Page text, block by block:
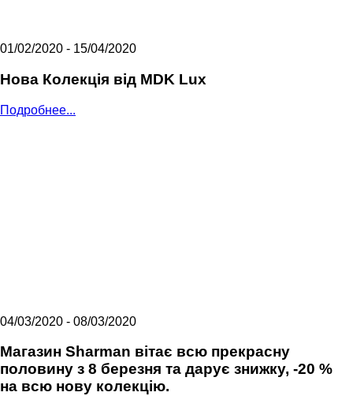
01/02/2020 - 15/04/2020
Нова Колекцiя вiд MDK Lux
Подробнее...
04/03/2020 - 08/03/2020
Магазин Sharman вітає всю прекрасну
половину з 8 березня та дарує знижку, -20 %
на всю нову колекцію.